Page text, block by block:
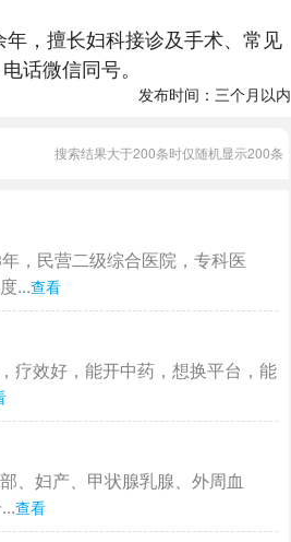
，擅长妇科接诊及手术、常见
话微信同号。
发布时间：三个月以内
搜索结果大于200条时仅随机显示200条
，民营二级综合医院，专科医
...查看
疗效好，能开中药，想换平台，能
、妇产、甲状腺乳腺、外周血
查看